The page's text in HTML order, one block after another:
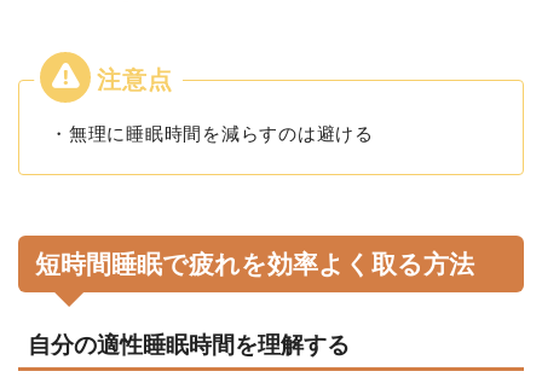
・無理に睡眠時間を減らすのは避ける
短時間睡眠で疲れを効率よく取る方法
自分の適性睡眠時間を理解する